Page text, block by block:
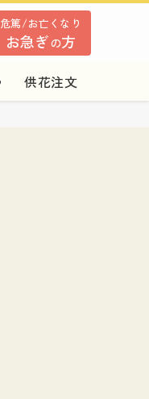
供花注文
危篤/お亡くなり
お急ぎの方